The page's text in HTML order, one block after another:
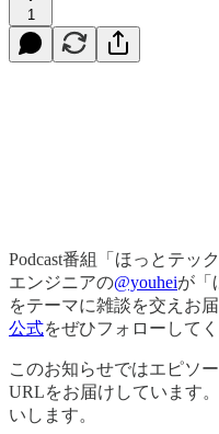
1
Podcast番組「ほっとテッ
エンジニアの@youheiが「
をテーマに雑談を交えお届
公式をぜひフォローしてく
このお知らせではエピソ
URLをお届けしています
いします。